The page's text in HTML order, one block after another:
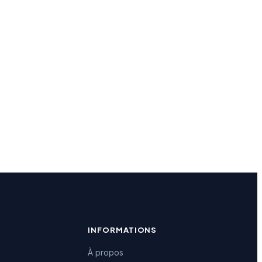
INFORMATIONS
À propos